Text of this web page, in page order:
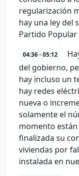
regularización
hay una ley del
Partido Popular
04:36 - 05:12
del gobierno,
hay incluso un
hay redes
nueva o
solamente el
momento
finalizada su
viviendas por
instalada en